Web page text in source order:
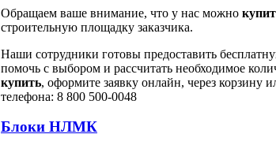
Обращаем ваше внимание, что у нас можно
строительную площадку заказчика.
Наши сотрудники готовы предоставить
помочь с выбором и рассчитать необходимое
купить, оформите заявку онлайн, через корзину
телефона: 8 800 500-0048
Блоки НЛМК